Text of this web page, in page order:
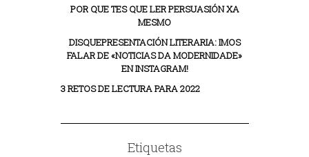
POR QUE TES QUE LER PERSUASIÓN XA
MESMO
DISQUEPRESENTACIÓN LITERARIA: IMOS
FALAR DE «NOTICIAS DA MODERNIDADE»
EN INSTAGRAM!
3 RETOS DE LECTURA PARA 2022
Etiquetas